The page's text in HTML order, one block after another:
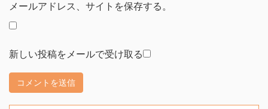
メールアドレス、サイトを保存する。
新しい投稿をメールで受け取る